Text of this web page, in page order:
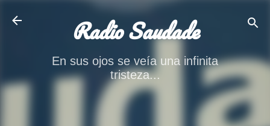
Radio Saudade
En sus ojos se veía una infinita
tristeza...